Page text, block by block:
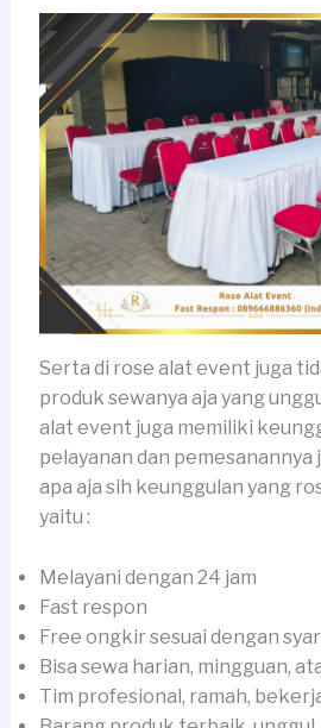
Serta di rose alat event juga
produk sewanya aja yang
alat event juga memiliki
pelayanan dan pemesanannya
apa aja sih keunggulan yang
yaitu :
Melayani dengan 24 jam
Fast respon
Free ongkir sesuai dengan
Bisa sewa harian, mingguan,
Tim profesional, ramah,